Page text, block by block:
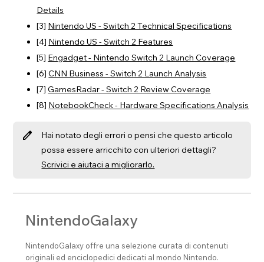
Details
[3] Nintendo US - Switch 2 Technical Specifications
[4] Nintendo US - Switch 2 Features
[5] Engadget - Nintendo Switch 2 Launch Coverage
[6]CNN Business - Switch 2 Launch Analysis
[7]GamesRadar - Switch 2 Review Coverage
[8] NotebookCheck - Hardware Specifications Analysis
edit
Hai notato degli errori o pensi che questo articolo
possa essere arricchito con ulteriori dettagli?
Scrivici e aiutaci a migliorarlo.
NintendoGalaxy
NintendoGalaxy offre una selezione curata di contenuti
originali ed enciclopedici dedicati al mondo Nintendo.